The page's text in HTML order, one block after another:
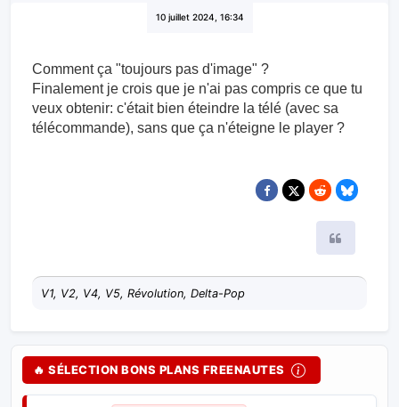
10 juillet 2024, 16:34
Comment ça "toujours pas d'image" ?
Finalement je crois que je n'ai pas compris ce que tu
veux obtenir: c'était bien éteindre la télé (avec sa
télécommande), sans que ça n'éteigne le player ?
V1, V2, V4, V5, Révolution, Delta-Pop
🔥 SÉLECTION BONS PLANS FREENAUTES